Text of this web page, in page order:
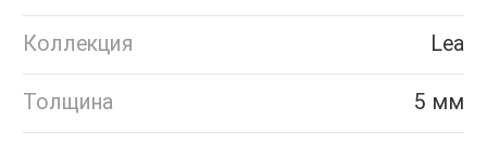
Коллекция Lea
Толщина 5 мм